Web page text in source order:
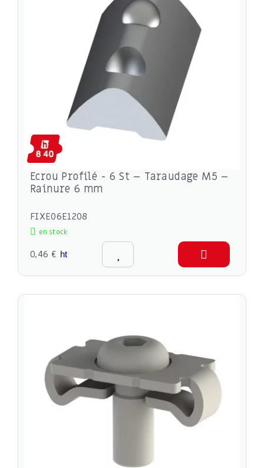
Ecrou Profilé - 6 St – Taraudage M5 –
Rainure 6 mm
FIXE06E1208
en stock
0,46 € ht